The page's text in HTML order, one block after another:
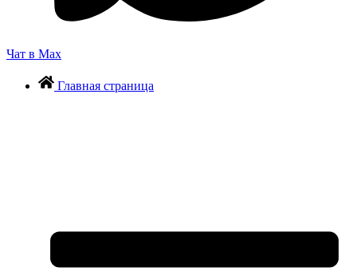
Чат в Max
Главная страница